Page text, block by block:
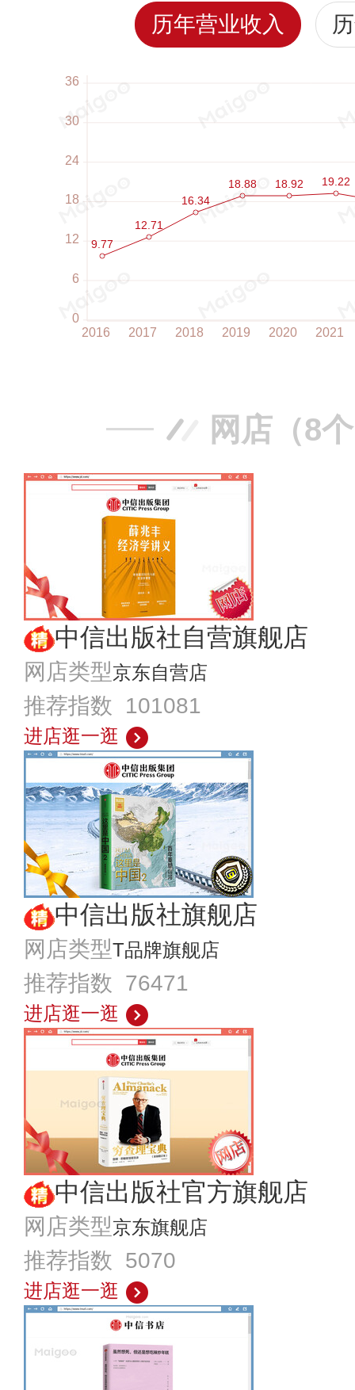
历年营业收入
网店（8
中信出版社自营旗舰店
网店类型京东自营店
推荐指数 101081
进店逛一逛
中信出版社旗舰店
网店类型T品牌旗舰店
推荐指数 76471
进店逛一逛
中信出版社官方旗舰店
网店类型京东旗舰店
推荐指数 5070
进店逛一逛